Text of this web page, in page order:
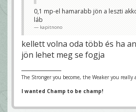
0,1 mp-el hamarabb jön a leszti
láb
kapitnono
kellett volna oda több és ha
jön lehet meg se fogja
The Stronger you become, the Weaker you really
I wanted Champ to be champ!